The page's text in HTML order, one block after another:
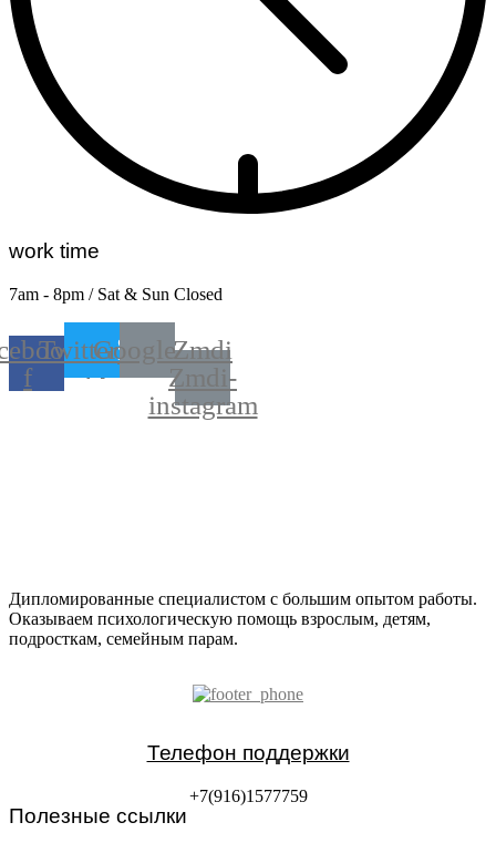
work time
7am - 8pm / Sat & Sun Closed
f
TwitterGoogleZmdi
Zmdi-
instagram
Дипломированные специалистом с большим опытом работы.
Оказываем психологическую помощь взрослым, детям,
подросткам, семейным парам.
Телефон поддержки
+7(916)1577759
Полезные ссылки